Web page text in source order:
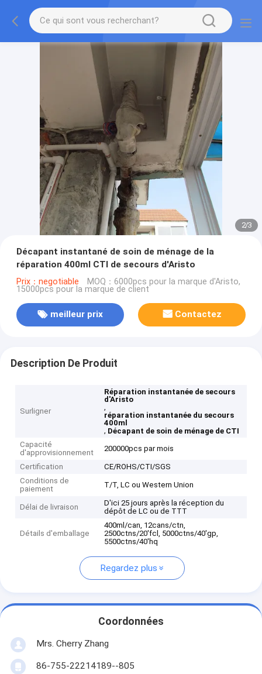
2/3
Décapant instantané de soin de ménage de la
réparation 400ml CTI de secours d'Aristo
Prix：negotiable MOQ：6000pcs pour la marque d'Aristo,
15000pcs pour la marque de client
meilleur prix Contactez
Description De Produit
Surligner
Réparation instantanée de secours
d'Aristo
,
réparation instantanée du secours
400ml
, Décapant de soin de ménage de CTI
Capacité
d'approvisionnement
200000pcs par mois
Certification
CE/ROHS/CTI/SGS
Conditions de
paiement
T/T, LC ou Western Union
Délai de livraison
D'ici 25 jours après la réception du
dépôt de LC ou de TTT
Détails d'emballage
400ml/can, 12cans/ctn,
2500ctns/20'fcl, 5000ctns/40'gp,
5500ctns/40'hq
Regardez plus
Coordonnées
Mrs. Cherry Zhang
86-755-22214189--805